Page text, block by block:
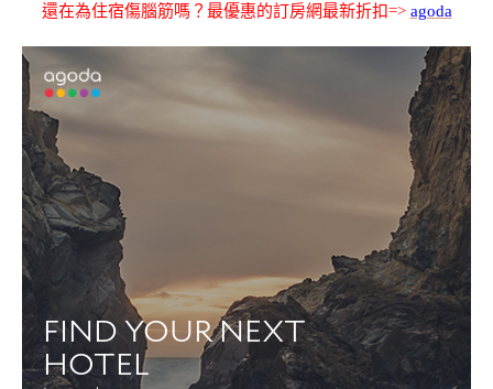
還在為住宿傷腦筋嗎？最優惠的訂房網最新折扣=> agoda